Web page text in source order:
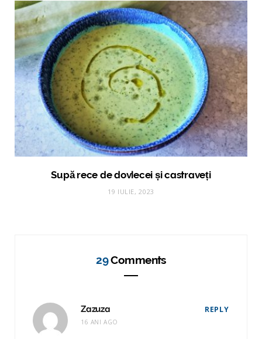
Supă rece de dovlecei și castraveți
19 IULIE, 2023
29Comments
Zazuza
16 ANI AGO
REPLY